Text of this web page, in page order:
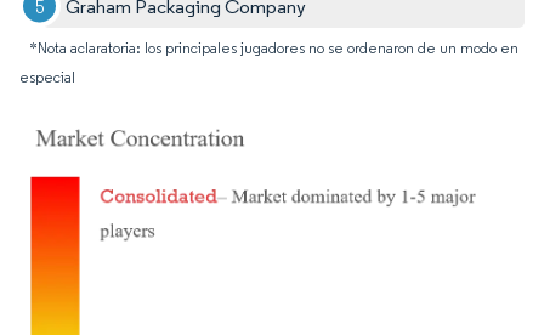
Graham Packaging Company
*Nota aclaratoria: los principales jugadores no se ordenaron de un modo en
especial